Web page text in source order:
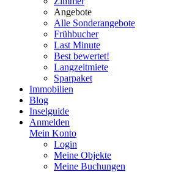
Angebote
Alle Sonderangebote
Frühbucher
Last Minute
Best bewertet!
Langzeitmiete
Sparpaket
Immobilien
Blog
Inselguide
Anmelden
Mein Konto
Login
Meine Objekte
Meine Buchungen